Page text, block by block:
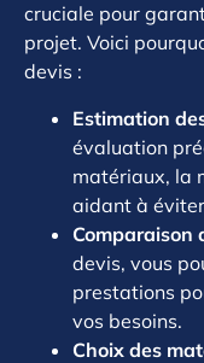
cruciale pour
projet. Voici
devis :
Estimation
évaluation
matériaux, la
aidant à
Comparaison
devis, vous
prestations
vos besoins.
Choix des